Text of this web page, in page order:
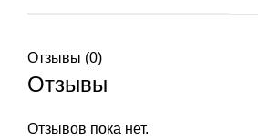
Отзывы (0)
Отзывы
Отзывов пока нет.